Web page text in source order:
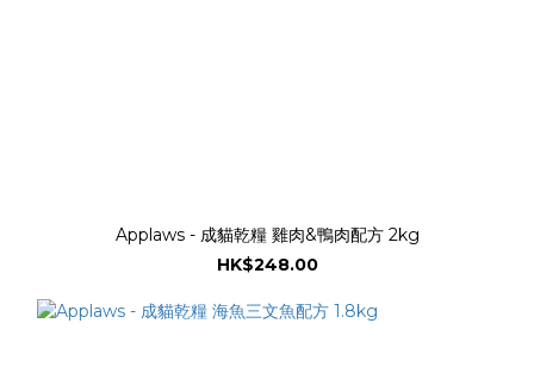
Applaws - 成貓乾糧 雞肉&鴨肉配方 2kg
HK$248.00